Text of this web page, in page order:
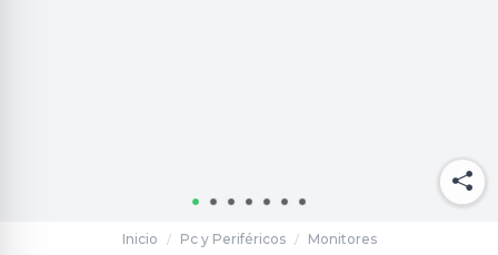
Inicio / Pc y Periféricos / Monitores